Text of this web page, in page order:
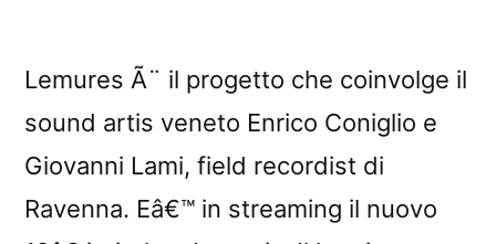
Lemures Ã¨ il progetto che coinvolge il
sound artis veneto Enrico Coniglio e
Giovanni Lami, field recordist di
Ravenna. Eâ€™ in streaming il nuovo